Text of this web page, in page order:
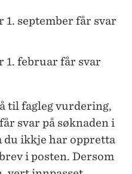
september får svar
1. februar får svar
til fagleg vurdering,
svar på søknaden i
du ikkje har oppretta
i posten. Dersom